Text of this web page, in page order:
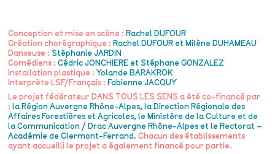
Conception et mise en scène :Rachel DUFOUR
Création chorégraphique :Rachel DUFOUR et Milène DUHAMEAU
Danseuse : Stéphanie JARDIN
Comédiens :Cédric JONCHIERE et Stéphane GONZALEZ
Installation plastique :Yolande BARAKROK
Interprète LSF/Français :Fabienne JACQUY
Le projet fédérateur DANS TOUS LES SENS a été co-financé par
:la Région Auvergne Rhône-Alpes, la Direction Régionale des
Affaires Forestières et Agricoles, le Ministère de la Culture et de
la Communication / Drac Auvergne Rhône-Alpes et le Rectorat –
Académie de Clermont-Ferrand. Chacun des établissements
ayant accueilli le projet a également financé pour partie.